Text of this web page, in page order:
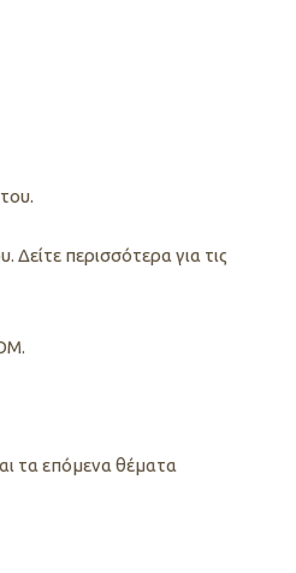
περισσότερα για τις
τα επόμενα θέματα